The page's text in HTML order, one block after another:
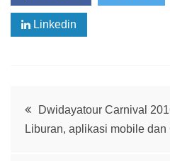
Linkedin
Post
navigation
Dwidayatour Carnival
Liburan, aplikasi mobile dan